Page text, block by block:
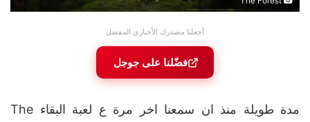
أجعلنا مصدرك الأخباري المفضل
فضّلنا على جوجل
مدة طويلة منذ ان سمعنا اخر مرة ع لعبة البقاء The